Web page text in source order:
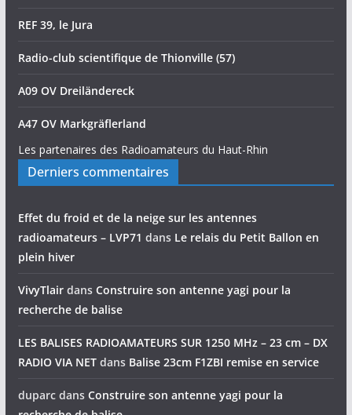
REF 39, le Jura
Radio-club scientifique de Thionville (57)
A09 OV Dreiländereck
A47 OV Markgräflerland
Les partenaires des Radioamateurs du Haut-Rhin
Derniers commentaires
Effet du froid et de la neige sur les antennes
radioamateurs – LVP71 dans Le relais du Petit Ballon en
plein hiver
VivyTlairdans Construire son antenne yagi pour la
recherche de balise
LES BALISES RADIOAMATEURS SUR 1250 MHz – 23 cm – DX
RADIO VIA NETdans Balise 23cm F1ZBI remise en service
duparcdans Construire son antenne yagi pour la